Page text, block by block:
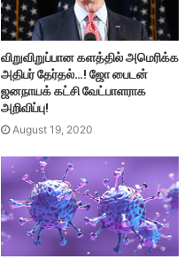
விறுவிறுப்பான களத்தில் அமெரிக்க
அதிபர் தேர்தல்…! ஜோ பைடன்
ஜனநாயக் கட்சி வேட்பாளராக
அறிவிப்பு!
August 19, 2020